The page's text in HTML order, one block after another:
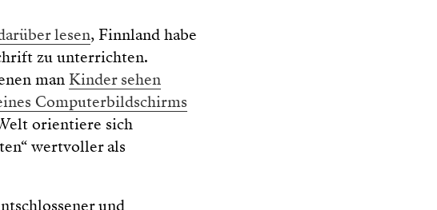
lesen, Finnland habe
zu unterrichten.
man Kinder sehen
Computerbildschirms
orientiere sich
wertvoller als
und